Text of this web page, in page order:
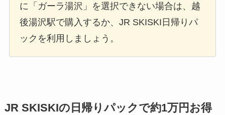
に「ガーラ湯沢」を選択できない場合は、越
後湯沢駅で購入するか、JR SKISKI日帰りパ
ックを利用しましょう。
JR SKISKIの日帰りパックで約1万円お得